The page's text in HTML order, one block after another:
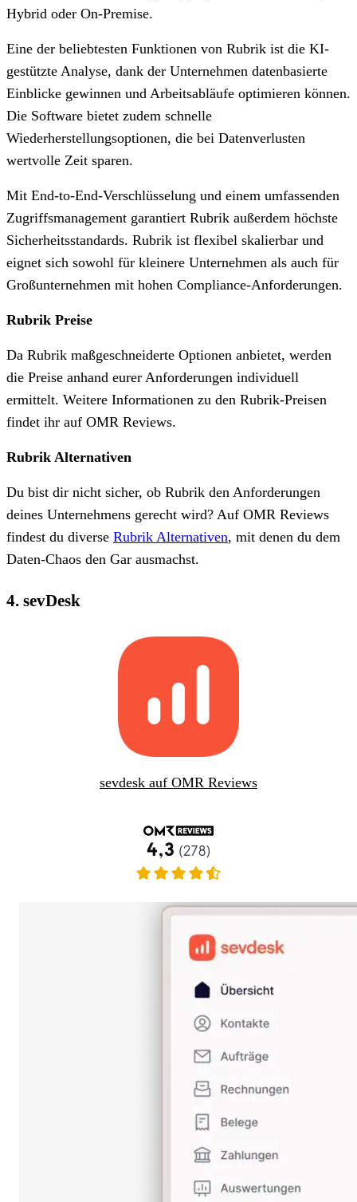
Hybrid oder On-Premise.
Eine der beliebtesten Funktionen von Rubrik ist die KI-
gestützte Analyse, dank der Unternehmen datenbasierte
Einblicke gewinnen und Arbeitsabläufe optimieren können.
Die Software bietet zudem schnelle
Wiederherstellungsoptionen, die bei Datenverlusten
wertvolle Zeit sparen.
Mit End-to-End-Verschlüsselung und einem umfassenden
Zugriffsmanagement garantiert Rubrik außerdem höchste
Sicherheitsstandards. Rubrik ist flexibel skalierbar und
eignet sich sowohl für kleinere Unternehmen als auch für
Großunternehmen mit hohen Compliance-Anforderungen.
Rubrik Preise
Da Rubrik maßgeschneiderte Optionen anbietet, werden
die Preise anhand eurer Anforderungen individuell
ermittelt. Weitere Informationen zu den Rubrik-Preisen
findet ihr auf OMR Reviews.
Rubrik Alternativen
Du bist dir nicht sicher, ob Rubrik den Anforderungen
deines Unternehmens gerecht wird? Auf OMR Reviews
findest du diverse Rubrik Alternativen, mit denen du dem
Daten-Chaos den Gar ausmachst.
4. sevDesk
sevdesk auf OMR Reviews